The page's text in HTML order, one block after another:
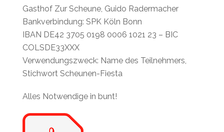
Gasthof Zur Scheune, Guido Radermacher
Bankverbindung: SPK Köln Bonn
IBAN DE42 3705 0198 0006 1021 23 – BIC
COLSDE33XXX
Verwendungszweck: Name des Teilnehmers,
Stichwort Scheunen-Fiesta
Alles Notwendige in bunt!